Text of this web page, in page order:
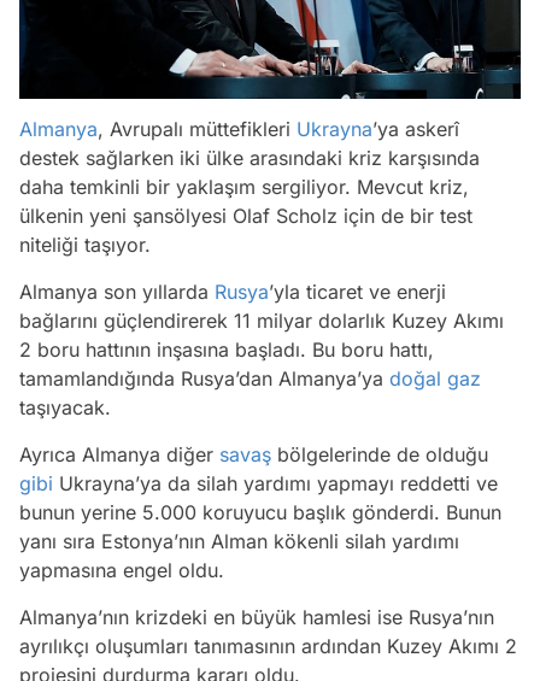
Almanya, Avrupalı müttefikleri Ukrayna’ya askerî
destek sağlarken iki ülke arasındaki kriz karşısında
daha temkinli bir yaklaşım sergiliyor. Mevcut kriz,
ülkenin yeni şansölyesi Olaf Scholz için de bir test
niteliği taşıyor.
Almanya son yıllarda Rusya’yla ticaret ve enerji
bağlarını güçlendirerek 11 milyar dolarlık Kuzey Akımı
2 boru hattının inşasına başladı. Bu boru hattı,
tamamlandığında Rusya’dan Almanya’ya doğal gaz
taşıyacak.
Ayrıca Almanya diğer savaş bölgelerinde de olduğu
gibi Ukrayna’ya da silah yardımı yapmayı reddetti ve
bunun yerine 5.000 koruyucu başlık gönderdi. Bunun
yanı sıra Estonya’nın Alman kökenli silah yardımı
yapmasına engel oldu.
Almanya’nın krizdeki en büyük hamlesi ise Rusya’nın
ayrılıkçı oluşumları tanımasının ardından Kuzey Akımı 2
projesini durdurma kararı oldu.